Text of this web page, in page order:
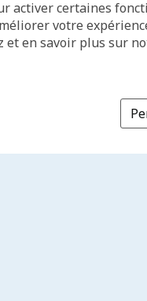
activer certaines
votre
et en savoir plus sur